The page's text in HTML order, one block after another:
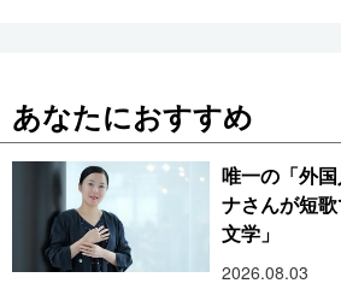
あなたにおすすめ
唯一の「外
ナさんが短
文学」
2026.08.03